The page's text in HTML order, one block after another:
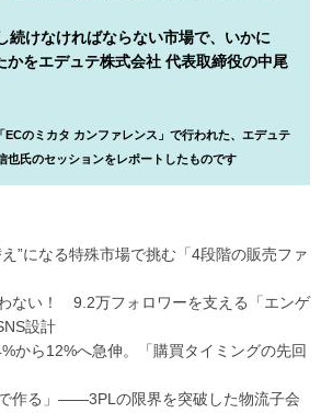
続けなければならない市場で、いかに
かをエデュテ株式会社 代表取締役の中尾
ECのミカタ カンファレンス」で行われた、エデュテ
也氏のセッションをレポートしたものです
”になる特殊市場で挑む「4段階の販売ファ
ない！ 9.2万フォロワーを支える「エンゲ
設計
から12%へ急伸。「購買タイミングの先回
作る」――3PLの限界を突破した物流子会